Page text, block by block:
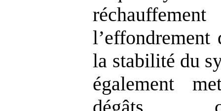
la stabilité du
également